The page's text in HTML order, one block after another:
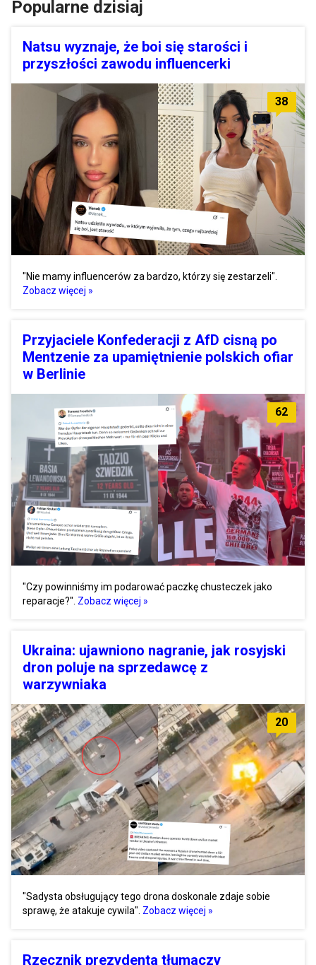
Popularne dzisiaj
Natsu wyznaje, że boi się starości i
przyszłości zawodu influencerki
38
"Nie mamy influencerów za bardzo, którzy się zestarzeli".
Zobacz więcej »
Przyjaciele Konfederacji z AfD cisną po
Mentzenie za upamiętnienie polskich ofiar
w Berlinie
62
"Czy powinniśmy im podarować paczkę chusteczek jako
reparacje?". Zobacz więcej »
Ukraina: ujawniono nagranie, jak rosyjski
dron poluje na sprzedawcę z
warzywniaka
20
"Sadysta obsługujący tego drona doskonale zdaje sobie
sprawę, że atakuje cywila". Zobacz więcej »
Rzecznik prezydenta tłumaczy